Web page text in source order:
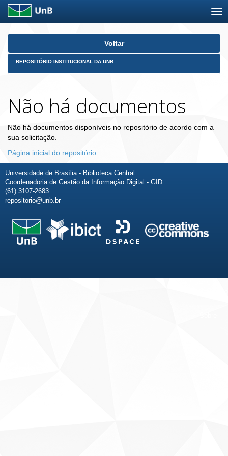
Skip
Voltar
REPOSITÓRIO INSTITUCIONAL DA UNB
Não há documentos
Não há documentos disponíveis no repositório de acordo com a
sua solicitação.
Página inicial do repositório
Universidade de Brasília - Biblioteca Central
Coordenadoria de Gestão da Informação Digital - GID
(61) 3107-2683
repositorio@unb.br